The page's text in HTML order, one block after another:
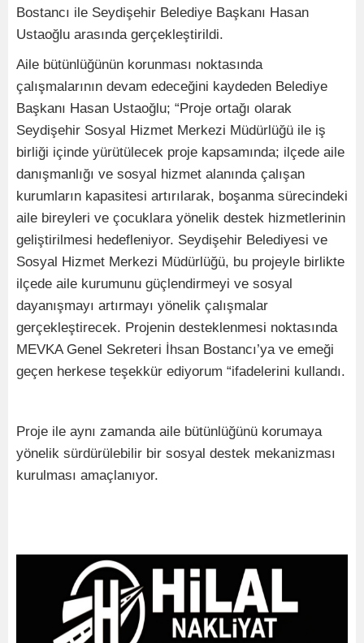
Bostancı ile Seydişehir Belediye Başkanı Hasan
Ustaoğlu arasında gerçekleştirildi.
Aile bütünlüğünün korunması noktasında
çalışmalarının devam edeceğini kaydeden Belediye
Başkanı Hasan Ustaoğlu; “Proje ortağı olarak
Seydişehir Sosyal Hizmet Merkezi Müdürlüğü ile iş
birliği içinde yürütülecek proje kapsamında; ilçede aile
danışmanlığı ve sosyal hizmet alanında çalışan
kurumların kapasitesi artırılarak, boşanma sürecindeki
aile bireyleri ve çocuklara yönelik destek hizmetlerinin
geliştirilmesi hedefleniyor. Seydişehir Belediyesi ve
Sosyal Hizmet Merkezi Müdürlüğü, bu projeyle birlikte
ilçede aile kurumunu güçlendirmeyi ve sosyal
dayanışmayı artırmayı yönelik çalışmalar
gerçekleştirecek. Projenin desteklenmesi noktasında
MEVKA Genel Sekreteri İhsan Bostancı’ya ve emeği
geçen herkese teşekkür ediyorum “ifadelerini kullandı.
Proje ile aynı zamanda aile bütünlüğünü korumaya
yönelik sürdürülebilir bir sosyal destek mekanizması
kurulması amaçlanıyor.